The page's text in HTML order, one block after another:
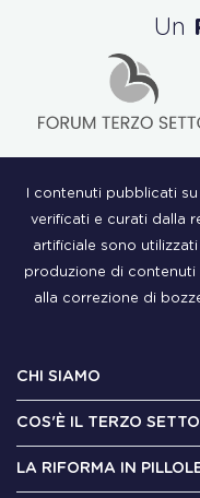
Un
I contenuti pubblicati
verificati e curati dalla
artificiale sono
produzione di contenuti
alla correzione di
CHI SIAMO
COS'È IL TERZO
LA RIFORMA IN